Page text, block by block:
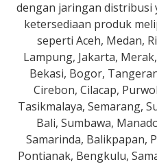
dengan jaringan distribusi
ketersediaan produk
seperti Aceh, Medan,
Lampung, Jakarta,
Bekasi, Bogor,
Cirebon, Cilacap,
Tasikmalaya, Semarang,
Bali, Sumbawa,
Samarinda, Balikpapan,
Pontianak, Bengkulu,